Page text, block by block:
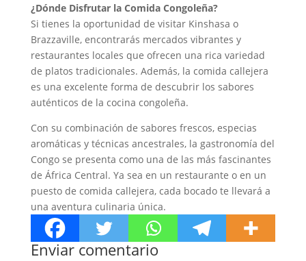
¿Dónde Disfrutar la Comida Congoleña?
Si tienes la oportunidad de visitar Kinshasa o
Brazzaville, encontrarás mercados vibrantes y
restaurantes locales que ofrecen una rica variedad
de platos tradicionales. Además, la comida callejera
es una excelente forma de descubrir los sabores
auténticos de la cocina congoleña.
Con su combinación de sabores frescos, especias
aromáticas y técnicas ancestrales, la gastronomía del
Congo se presenta como una de las más fascinantes
de África Central. Ya sea en un restaurante o en un
puesto de comida callejera, cada bocado te llevará a
una aventura culinaria única.
Enviar comentario